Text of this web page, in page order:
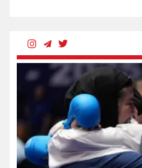
حفظ امنیت انرژی
که جهان را شیفته کرد